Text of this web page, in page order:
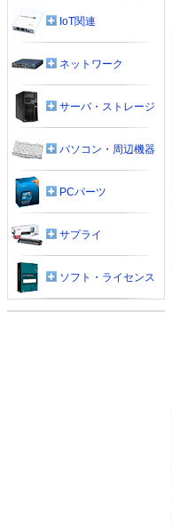
IoT関連
ネットワーク
サーバ・ストレージ
パソコン・周辺機器
PCパーツ
サプライ
ソフト・ライセンス